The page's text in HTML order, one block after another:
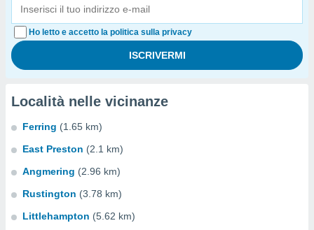
Ho letto e accetto la politica sulla privacy
Località nelle vicinanze
Ferring (1.65 km)
East Preston (2.1 km)
Angmering (2.96 km)
Rustington (3.78 km)
Littlehampton (5.62 km)